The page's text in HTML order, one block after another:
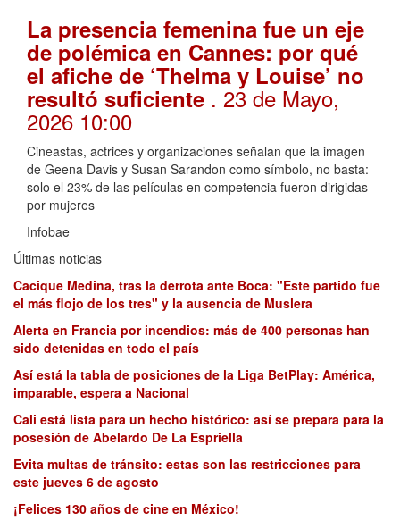
La presencia femenina fue un eje
de polémica en Cannes: por qué
el afiche de ‘Thelma y Louise’ no
resultó suficiente . 23 de Mayo,
2026 10:00
Cineastas, actrices y organizaciones señalan que la imagen
de Geena Davis y Susan Sarandon como símbolo, no basta:
solo el 23% de las películas en competencia fueron dirigidas
por mujeres
Infobae
Últimas noticias
Cacique Medina, tras la derrota ante Boca: "Este partido fue
el más flojo de los tres" y la ausencia de Muslera
Alerta en Francia por incendios: más de 400 personas han
sido detenidas en todo el país
Así está la tabla de posiciones de la Liga BetPlay: América,
imparable, espera a Nacional
Cali está lista para un hecho histórico: así se prepara para la
posesión de Abelardo De La Espriella
Evita multas de tránsito: estas son las restricciones para
este jueves 6 de agosto
¡Felices 130 años de cine en México!